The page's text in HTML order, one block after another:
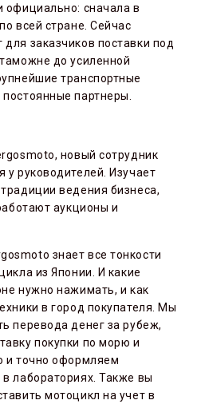
официально: сначала в
всей стране. Сейчас
заказчиков поставки под
до усиленной
транспортные
партнеры.
новый сотрудник
у руководителей. Изучает
ведения бизнеса,
аукционы и
знает все тонкости
из Японии. И какие
нужно нажимать, и как
в город покупателя. Мы
перевода денег за рубеж,
покупки по морю и
и точно оформляем
лабораториях. Также вы
мотоцикл на учет в